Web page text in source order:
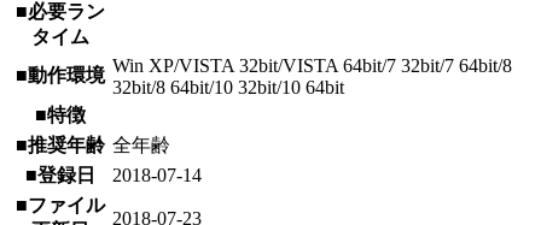
■必要ラン
タイム
■動作環境 Win XP/VISTA 32bit/VISTA 64bit/7 32bit/7 64bit/8
32bit/8 64bit/10 32bit/10 64bit
■特徴
■推奨年齢 全年齢
■登録日
2018-07-14
■ファイル
2018-07-23